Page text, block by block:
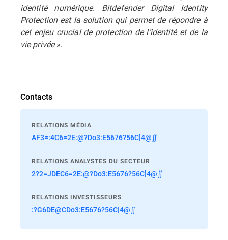
identité numérique. Bitdefender Digital Identity
Protection est la solution qui permet de répondre à
cet enjeu crucial de protection de l’identité et de la
vie privée».
Contacts
RELATIONS MÉDIA
AF3=:4C6=2E:@?Do3:E5676?56C]4@∬
RELATIONS ANALYSTES DU SECTEUR
2?2=JDEC6=2E:@?Do3:E5676?56C]4@∬
RELATIONS INVESTISSEURS
:?G6DE@CDo3:E5676?56C]4@∬